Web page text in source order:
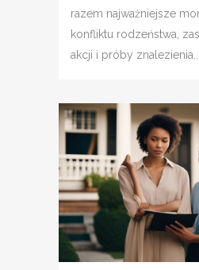
razem najważniejsze
konfliktu rodzeństwa,
akcji i próby znalezienia...